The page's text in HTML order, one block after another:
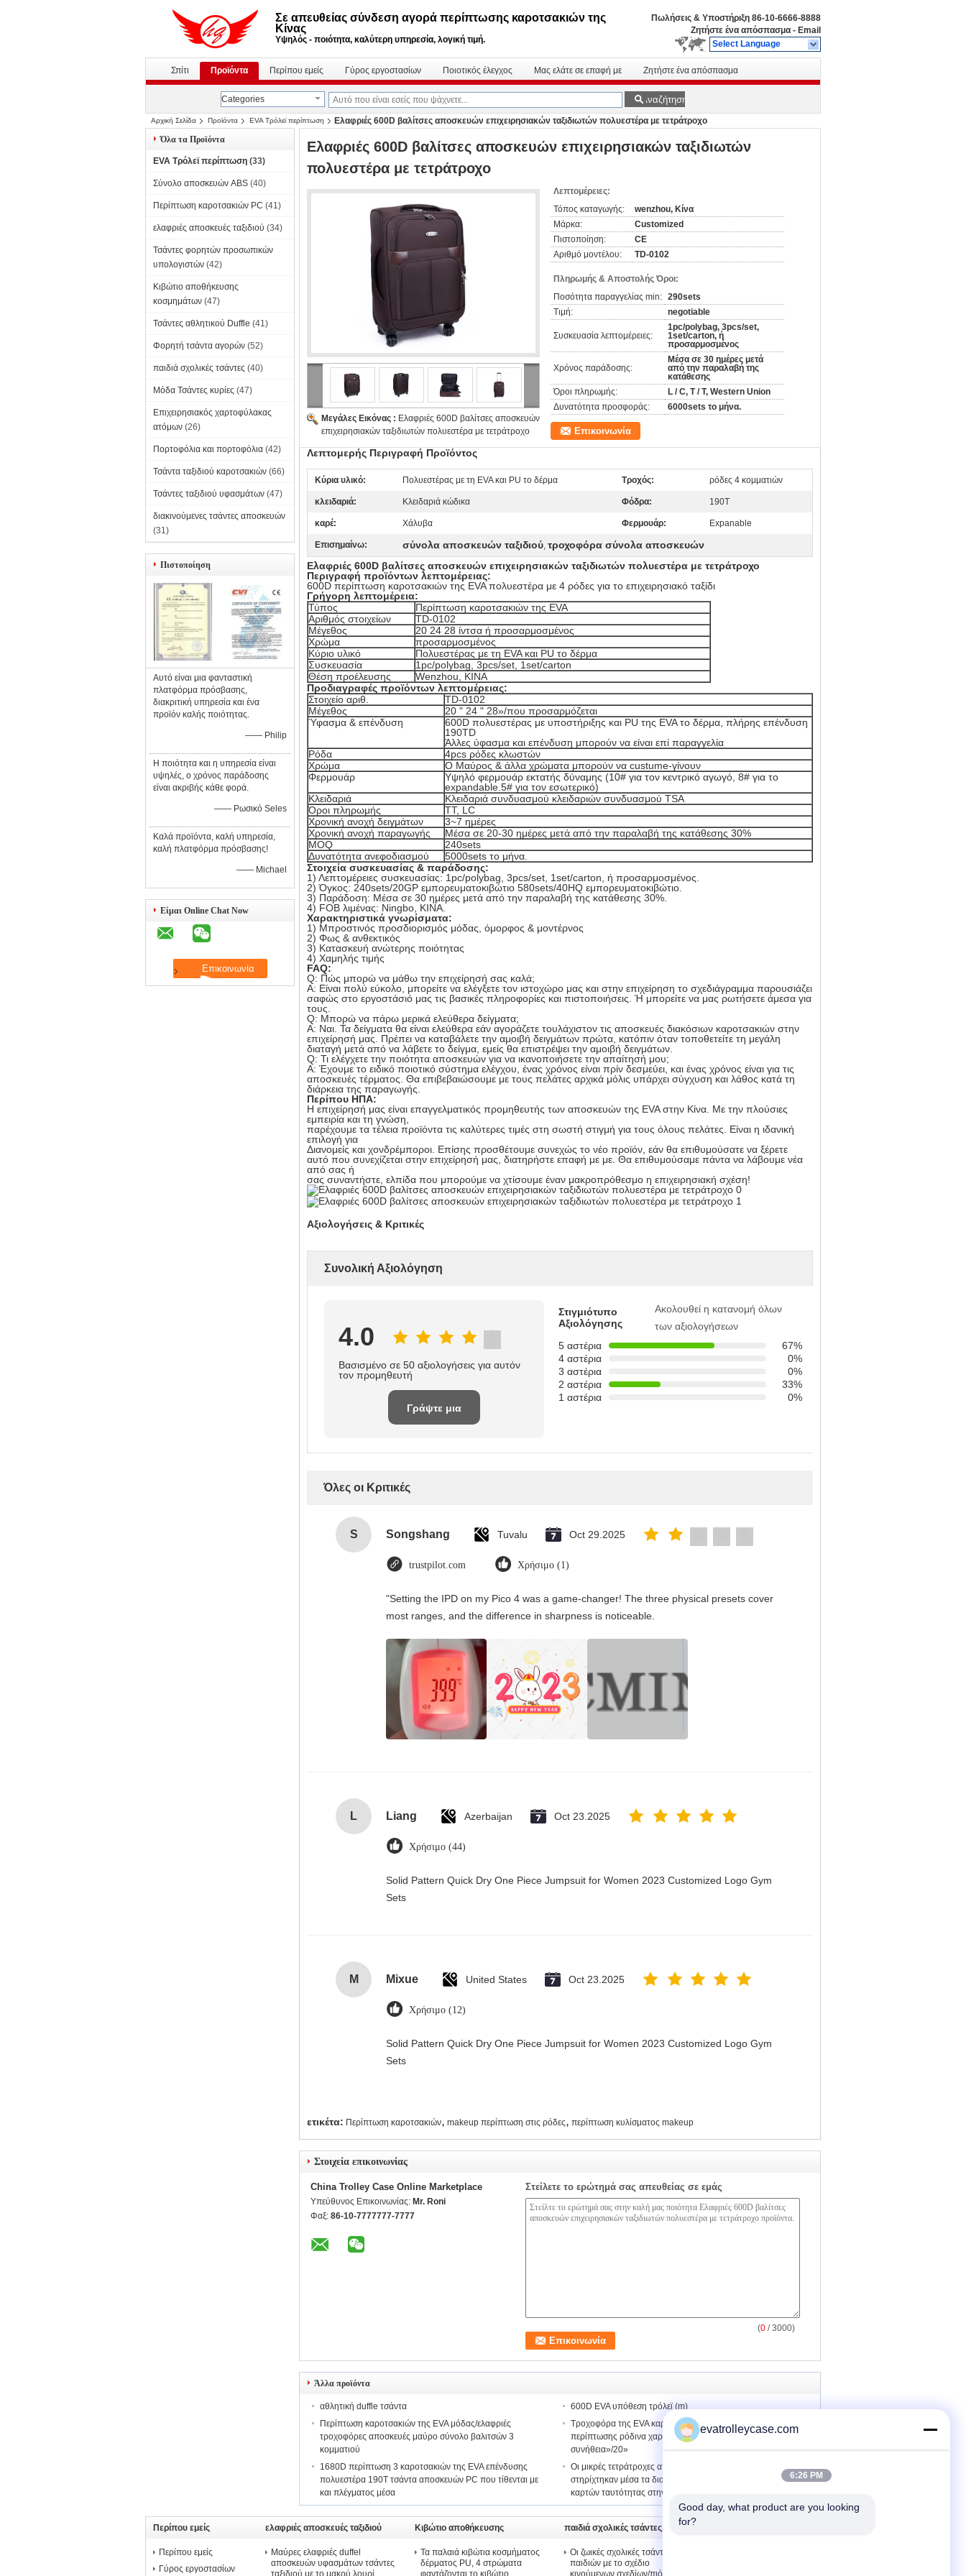
Σε απευθείας σύνδεση αγορά περίπτωσης καροτσακιών της
Κίνας
Υψηλός - ποιότητα, καλύτερη υπηρεσία, λογική τιμή.
Πωλήσεις & Υποστήριξη 86-10-6666-8888
Ζητήστε ένα απόσπασμα - Email
Select Language
Σπίτι Προϊόντα Περίπου εμείς Γύρος εργοστασίων Ποιοτικός έλεγχος Μας ελάτε σε επαφή με Ζητήστε ένα απόσπασμα
Categories Αναζήτηση
Αρχική Σελίδα Προϊόντα EVA Τρόλεϊ περίπτωση
Ελαφριές 600D βαλίτσες αποσκευών επιχειρησιακών ταξιδιωτών πολυεστέρα με τετράτροχο
Όλα τα Προϊόντα
EVA Τρόλεϊ περίπτωση (33)
Σύνολο αποσκευών ABS (40)
Περίπτωση καροτσακιών PC (41)
ελαφριές αποσκευές ταξιδιού (34)
Τσάντες φορητών προσωπικών
υπολογιστών (42)
Κιβώτιο αποθήκευσης
κοσμημάτων (47)
Τσάντες αθλητικού Duffle (41)
Φορητή τσάντα αγορών (52)
παιδιά σχολικές τσάντες (40)
Μόδα Τσάντες κυρίες (47)
Επιχειρησιακός χαρτοφύλακας
ατόμων (26)
Πορτοφόλια και πορτοφόλια (42)
Τσάντα ταξιδιού καροτσακιών (66)
Τσάντες ταξιδιού υφασμάτων (47)
διακινούμενες τσάντες αποσκευών
(31)
Πιστοποίηση
Αυτό είναι μια φανταστική
πλατφόρμα πρόσβασης,
διακριτική υπηρεσία και ένα
προϊόν καλής ποιότητας.
—— Philip
Η ποιότητα και η υπηρεσία είναι
υψηλές, ο χρόνος παράδοσης
είναι ακριβής κάθε φορά.
—— Ρωσικό Seles
Καλά προϊόντα, καλή υπηρεσία,
καλή πλατφόρμα πρόσβασης!
—— Michael
Είμαι Online Chat Now
Ελαφριές 600D βαλίτσες αποσκευών επιχειρησιακών ταξιδιωτών
πολυεστέρα με τετράτροχο
Μεγάλες Εικόνας : Ελαφριές 600D βαλίτσες αποσκευών
επιχειρησιακών ταξιδιωτών πολυεστέρα με τετράτροχο
Λεπτομέρειες:
Τόπος καταγωγής:
wenzhou, Κίνα
Μάρκα:
Customized
Πιστοποίηση:
CE
Αριθμό μοντέλου:
TD-0102
Πληρωμής & Αποστολής Όροι:
Ποσότητα παραγγελίας min: 290sets
Τιμή:
negotiable
Συσκευασία λεπτομέρειες:
1pc/polybag, 3pcs/set,
1set/carton, ή
προσαρμοσμένος
Χρόνος παράδοσης:
Μέσα σε 30 ημέρες μετά
από την παραλαβή της
κατάθεσης
Όροι πληρωμής:
L / C, T / T, Western Union
Δυνατότητα προσφοράς:
6000sets το μήνα.
Επικοινωνία
Λεπτομερής Περιγραφή Προϊόντος
Κύρια υλικό: Πολυεστέρας με τη EVA και PU το δέρμα Τροχός: ρόδες 4 κομματιών
κλειδαριά: Κλειδαριά κώδικα Φόδρα: 190T
καρέ: Χάλυβα Φερμουάρ: Expanable
Επισημαίνω: σύνολα αποσκευών ταξιδιού, τροχοφόρα σύνολα αποσκευών
Ελαφριές 600D βαλίτσες αποσκευών επιχειρησιακών ταξιδιωτών πολυεστέρα με τετράτροχο
Περιγραφή προϊόντων λεπτομέρειας:
600D περίπτωση καροτσακιών της EVA πολυεστέρα με 4 ρόδες για το επιχειρησιακό ταξίδι
Γρήγορη λεπτομέρεια:
Τύπος
Περίπτωση καροτσακιών της EVA
Αριθμός στοιχείων
TD-0102
Μέγεθος
20 24 28 ίντσα ή προσαρμοσμένος
Χρώμα
προσαρμοσμένος
Κύριο υλικό
Πολυεστέρας με τη EVA και PU το δέρμα
Συσκευασία
1pc/polybag, 3pcs/set, 1set/carton
Θέση προέλευσης
Wenzhou, ΚΙΝΑ
Προδιαγραφές προϊόντων λεπτομέρειας:
Στοιχείο αριθ.
TD-0102
Μέγεθος
20 " 24 " 28»/που προσαρμόζεται
Ύφασμα & επένδυση
600D πολυεστέρας με υποστήριξης και PU της EVA το δέρμα, πλήρης επένδυση
190TD
Άλλες ύφασμα και επένδυση μπορούν να είναι επί παραγγελία
Ρόδα
4pcs ρόδες κλωστών
Χρώμα
Ο Μαύρος & άλλα χρώματα μπορούν να custume-γίνουν
Φερμουάρ
Υψηλό φερμουάρ εκτατής δύναμης (10# για τον κεντρικό αγωγό, 8# για το
expandable.5# για τον εσωτερικό)
Κλειδαριά
Κλειδαριά συνδυασμού κλειδαριών συνδυασμού TSA
Όροι πληρωμής
TT, LC
Χρονική ανοχή δειγμάτων
3~7 ημέρες
Χρονική ανοχή παραγωγής
Μέσα σε 20-30 ημέρες μετά από την παραλαβή της κατάθεσης 30%
MOQ
240sets
Δυνατότητα ανεφοδιασμού
5000sets το μήνα.
Στοιχεία συσκευασίας & παράδοσης:
1) Λεπτομέρειες συσκευασίας: 1pc/polybag, 3pcs/set, 1set/carton, ή προσαρμοσμένος.
2) Όγκος: 240sets/20GP εμπορευματοκιβώτιο 580sets/40HQ εμπορευματοκιβώτιο.
3) Παράδοση: Μέσα σε 30 ημέρες μετά από την παραλαβή της κατάθεσης 30%.
4) FOB λιμένας: Ningbo, ΚΙΝΑ.
Χαρακτηριστικά γνωρίσματα:
1) Μπροστινός προσδιορισμός μόδας, όμορφος & μοντέρνος
2) Φως & ανθεκτικός
3) Κατασκευή ανώτερης ποιότητας
4) Χαμηλής τιμής
FAQ:
Q: Πώς μπορώ να μάθω την επιχείρησή σας καλά;
Α: Είναι πολύ εύκολο, μπορείτε να ελέγξετε τον ιστοχώρο μας και στην επιχείρηση το σχεδιάγραμμα παρουσιάζει
σαφώς στο εργοστάσιό μας τις βασικές πληροφορίες και πιστοποιήσεις. Ή μπορείτε να μας ρωτήσετε άμεσα για
τους.
Q: Μπορώ να πάρω μερικά ελεύθερα δείγματα;
Α: Ναι. Τα δείγματα θα είναι ελεύθερα εάν αγοράζετε τουλάχιστον τις αποσκευές διακόσιων καροτσακιών στην
επιχείρησή μας. Πρέπει να καταβάλετε την αμοιβή δειγμάτων πρώτα, κατόπιν όταν τοποθετείτε τη μεγάλη
διαταγή μετά από να λάβετε το δείγμα, εμείς θα επιστρέψει την αμοιβή δειγμάτων.
Q: Τι ελέγχετε την ποιότητα αποσκευών για να ικανοποιήσετε την απαίτησή μου;
Α: Έχουμε το ειδικό ποιοτικό σύστημα ελέγχου, ένας χρόνος είναι πρίν δεσμεύει, και ένας χρόνος είναι για τις
αποσκευές τέρματος. Θα επιβεβαιώσουμε με τους πελάτες αρχικά μόλις υπάρχει σύγχυση και λάθος κατά τη
διάρκεια της παραγωγής.
Περίπου ΗΠΑ:
Η επιχείρησή μας είναι επαγγελματικός προμηθευτής των αποσκευών της EVA στην Κίνα. Με την πλούσιες
εμπειρία και τη γνώση,
παρέχουμε τα τέλεια προϊόντα τις καλύτερες τιμές στη σωστή στιγμή για τους όλους πελάτες. Είναι η ιδανική
επιλογή για
Διανομείς και χονδρέμποροι. Επίσης προσθέτουμε συνεχώς το νέο προϊόν, εάν θα επιθυμούσατε να ξέρετε
αυτό που συνεχίζεται στην επιχείρησή μας, διατηρήστε επαφή με με. Θα επιθυμούσαμε πάντα να λάβουμε νέα
από σας ή
σας συναντήστε, ελπίδα που μπορούμε να χτίσουμε έναν μακροπρόθεσμο η επιχειρησιακή σχέση!
Αξιολογήσεις & Κριτικές
Συνολική Αξιολόγηση
4.0
Βασισμένο σε 50 αξιολογήσεις για αυτόν
τον προμηθευτή
Γράψτε μια
Στιγμιότυπο
Αξιολόγησης
Ακολουθεί η κατανομή όλων
των αξιολογήσεων
5 αστέρια
67%
4 αστέρια
0%
3 αστέρια
0%
2 αστέρια
33%
1 αστέρια
0%
Όλες οι Κριτικές
S Songshang Tuvalu Oct 29.2025
trustpilot.com Χρήσιμο (1)
"Setting the IPD on my Pico 4 was a game-changer! The three physical presets cover
most ranges, and the difference in sharpness is noticeable.
L Liang Azerbaijan Oct 23.2025
Χρήσιμο (44)
Solid Pattern Quick Dry One Piece Jumpsuit for Women 2023 Customized Logo Gym
Sets
M Mixue United States Oct 23.2025
Χρήσιμο (12)
Solid Pattern Quick Dry One Piece Jumpsuit for Women 2023 Customized Logo Gym
Sets
ετικέτα: Περίπτωση καροτσακιών, makeup περίπτωση στις ρόδες, περίπτωση κυλίσματος makeup
Στοιχεία επικοινωνίας
China Trolley Case Online Marketplace
Υπεύθυνος Επικοινωνίας: Mr. Roni
Φαξ: 86-10-7777777-7777
Στείλετε το ερώτημά σας απευθείας σε εμάς
(0 / 3000)
Άλλα προϊόντα
αθλητική duffle τσάντα
600D EVA υπόθεση τρόλεϊ (m)
Περίπτωση καροτσακιών της EVA μόδας/ελαφριές
τροχοφόρες αποσκευές μαύρο σύνολο βαλιτσών 3
κομματιού
Τροχοφόρα της EVA καροτσακιών σύνολα αποσκευών
περίπτωσης ρόδινα χαριτωμένα για τις γυναίκες 18/24»/28»
συνήθεια»/20»
1680D περίπτωση 3 καροτσακιών της EVA επένδυσης
πολυεστέρα 190T τσάντα αποσκευών PC που τίθενται με
και πλέγματος μέσα
Οι μικρές τετράτροχες αποσκευές βαλιτσών 20 ίντσας
στηρίχτηκαν μέσα τα διαγώνιες λουριά και την τσέπη
καρτών ταυτότητας στην πίσω επιτροπή
Περίπου εμείς
Περίπου εμείς
Γύρος εργοστασίων
ελαφριές αποσκευές ταξιδιού
Μαύρες ελαφριές duffel
αποσκευών υφασμάτων τσάντες
ταξιδιού με το μακρύ λουρί
Κιβώτιο αποθήκευσης
κοσμημάτων
Τα παλαιά κιβώτια κοσμήματος
δέρματος PU, 4 στρώματα
φαντάζονται το κιβώτιο
παιδιά σχολικές τσάντες
Οι ζωικές σχολικές τσάντες
παιδιών με το σχέδιο
κινούμενων σχεδίων/πιό
evatrolleycase.com
6:26 PM
Good day, what product are you looking
for?